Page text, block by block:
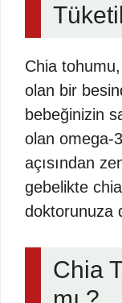
Chia
olan bir
bebeğinizin
olan omega-
açısından
gebelikte
doktorunuza
Chia